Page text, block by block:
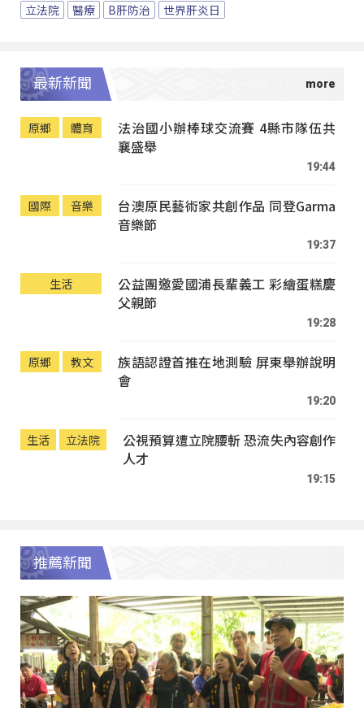
立法院 醫療 B肝防治 世界肝炎日
最新新聞
原鄉 體育
法治國小辦棒球交流賽 4縣市隊伍共
襄盛舉
19:44
國際 音樂
台澳原民藝術家共創作品 同登Garma
音樂節
19:37
生活
公益團邀愛國浦長輩義工 彩繪蛋糕慶
父親節
19:28
原鄉 教文
族語認證首推在地測驗 屏東舉辦說明
會
19:20
生活 立法院
公視預算遭立院腰斬 恐流失內容創作
人才
19:15
推薦新聞